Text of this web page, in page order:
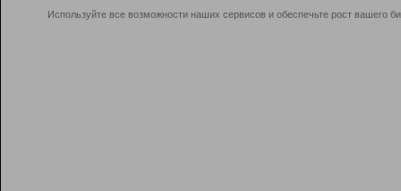
Используйте все возможности наших сервисов и обеспечьте рост вашего